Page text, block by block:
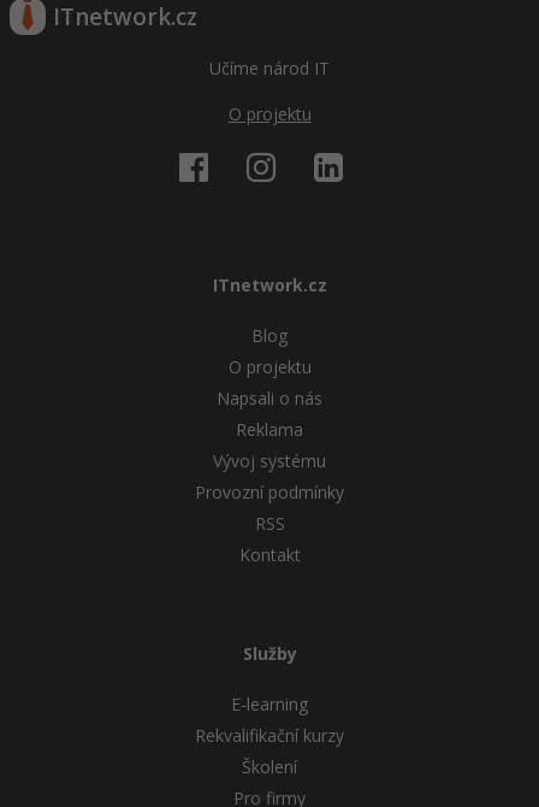
ITnetwork.cz
Učíme národ IT
O projektu
ITnetwork.cz
Blog
O projektu
Napsali o nás
Reklama
Vývoj systému
Provozní podmínky
RSS
Kontakt
Služby
E-learning
Rekvalifikační kurzy
Školení
Pro firmy